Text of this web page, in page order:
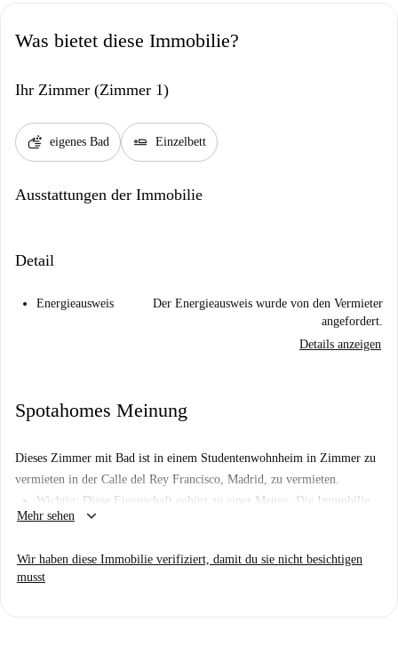
Was bietet diese Immobilie?
Ihr Zimmer (Zimmer 1)
soap eigenes Bad airline_seat_flat Einzelbett
Ausstattungen der Immobilie
Detail
Energieausweis
Der Energieausweis wurde von den Vermieter
angefordert.
Details anzeigen
Spotahomes Meinung
Dieses Zimmer mit Bad ist in einem Studentenwohnheim in Zimmer zu
vermieten in der Calle del Rey Francisco, Madrid, zu vermieten.
Wichtig: Diese Eigenschaft gehört zu einer Menge. Die Immobilie,
die Sie erhalten, kann von der auf den Bildern gezeigten Immobilie
Mehr sehen keyboard_arrow_down
Wir haben diese Immobilie verifiziert, damit du sie nicht besichtigen
musst